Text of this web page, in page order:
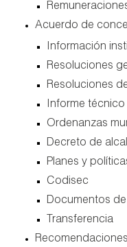
acuerdo de
información
resoluciones
resoluciones
informe
ordenanzas
decreto de
planes y
codisec
documentos
transferencia